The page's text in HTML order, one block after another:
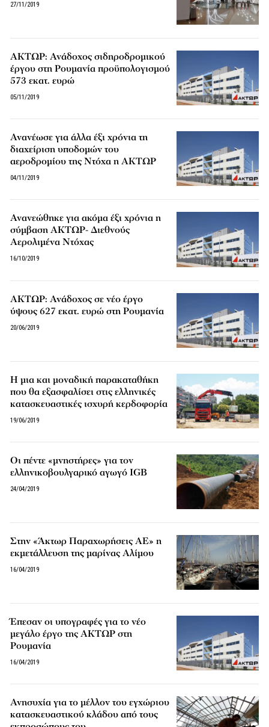
27/11/2019
ΑΚΤΩΡ: Ανάδοχος σιδηροδρομικού
έργου στη Ρουμανία προϋπολογισμού
573 εκατ. ευρώ
05/11/2019
Ανανέωσε για άλλα έξι χρόνια τη
διαχείριση υποδομών του
αεροδρομίου της Ντόχα η ΑΚΤΩΡ
04/11/2019
Ανανεώθηκε για ακόμα έξι χρόνια η
σύμβαση ΑΚΤΩΡ- Διεθνούς
Αερολιμένα Ντόχας
16/10/2019
ΑΚΤΩΡ: Ανάδοχος σε νέο έργο
ύψους 627 εκατ. ευρώ στη Ρουμανία
20/06/2019
Η μια και μοναδική παρακαταθήκη
που θα εξασφαλίσει στις ελληνικές
κατασκευαστικές ισχυρή κερδοφορία
19/06/2019
Οι πέντε «μνηστήρες» για τον
ελληνικοβουλγαρικό αγωγό IGB
24/04/2019
Στην «Άκτωρ Παραχωρήσεις ΑΕ» η
εκμετάλλευση της μαρίνας Αλίμου
16/04/2019
Έπεσαν οι υπογραφές για το νέο
μεγάλο έργο της ΑΚΤΩΡ στη
Ρουμανία
16/04/2019
Ανησυχία για το μέλλον του εγχώριου
κατασκευαστικού κλάδου από τους